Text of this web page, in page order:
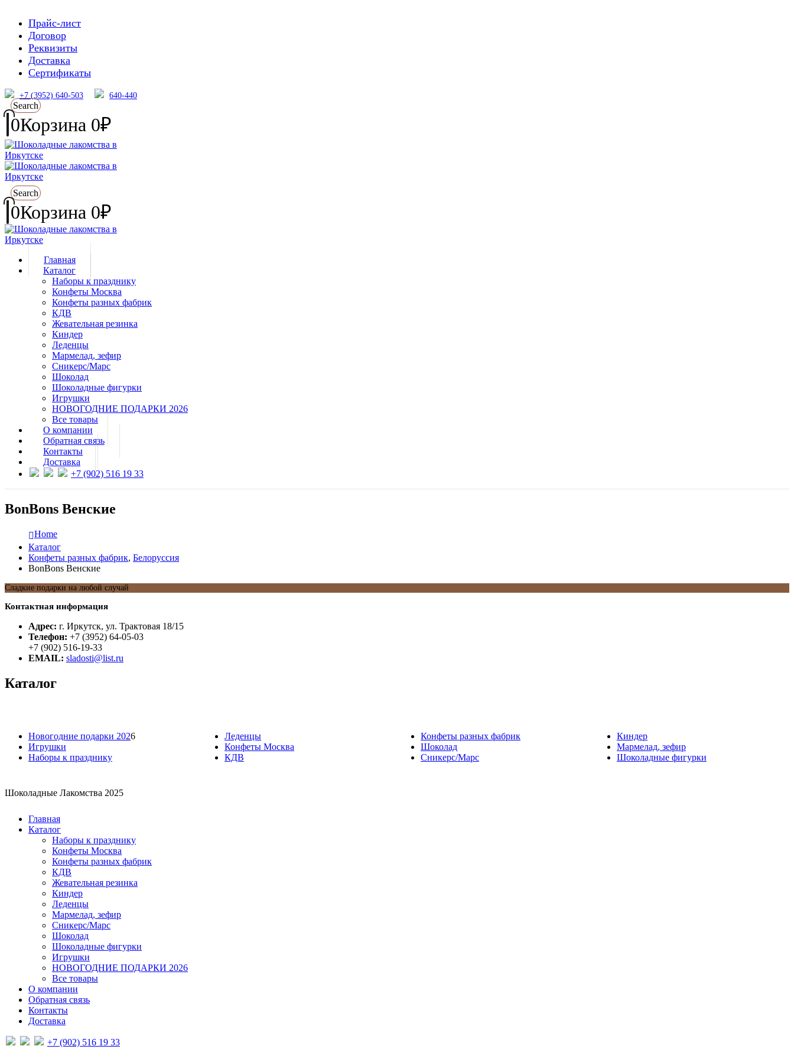
Прайс-лист
Договор
Реквизиты
Доставка
Сертификаты
+7 (3952) 640-503 640-440
Search
0Корзина 0₽
Search
0Корзина 0₽
Главная
Каталог
Наборы к празднику
Конфеты Москва
Конфеты разных фабрик
КДВ
Жевательная резинка
Киндер
Леденцы
Мармелад, зефир
Сникерс/Марс
Шоколад
Шоколадные фигурки
Игрушки
НОВОГОДНИЕ ПОДАРКИ 2026
Все товары
О компании
Обратная связь
Контакты
Доставка
+7 (902) 516 19 33
BonBons Венские
Home
Каталог
Конфеты разных фабрик, Белоруссия
BonBons Венские
Сладкие подарки на любой случай
Контактная информация
Адрес: г. Иркутск, ул. Трактовая 18/15
Телефон: +7 (3952) 64-05-03
+7 (902) 516-19-33
EMAIL: sladosti@list.ru
Каталог
Новогодние подарки 2026
Игрушки
Наборы к празднику
Леденцы
Конфеты Москва
КДВ
Конфеты разных фабрик
Шоколад
Сникерс/Марс
Киндер
Мармелад, зефир
Шоколадные фигурки
Шоколадные Лакомства 2025
Главная
Каталог
Наборы к празднику
Конфеты Москва
Конфеты разных фабрик
КДВ
Жевательная резинка
Киндер
Леденцы
Мармелад, зефир
Сникерс/Марс
Шоколад
Шоколадные фигурки
Игрушки
НОВОГОДНИЕ ПОДАРКИ 2026
Все товары
О компании
Обратная связь
Контакты
Доставка
+7 (902) 516 19 33